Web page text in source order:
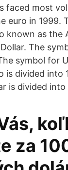
faced most
euro in 1999.
known as the
The
symbol for
is divided into
is divided into
za